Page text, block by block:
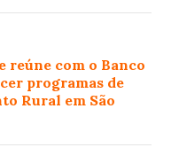
reúne com o Banco
programas de
Rural em São